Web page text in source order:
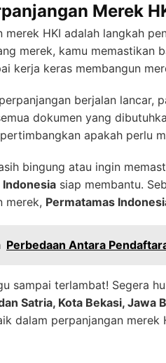
Merek
merek HKI adalah langkah
merek, kamu
kerja keras membangun
berjalan lancar,
dokumen yang
apakah perlu
bingung atau ingin
Indonesia siap membantu.
merek, Permatamas
Perbedaan Antara
sampai terlambat! Segera
Satria, Kota Bekasi, Jawa
dalam perpanjangan merek